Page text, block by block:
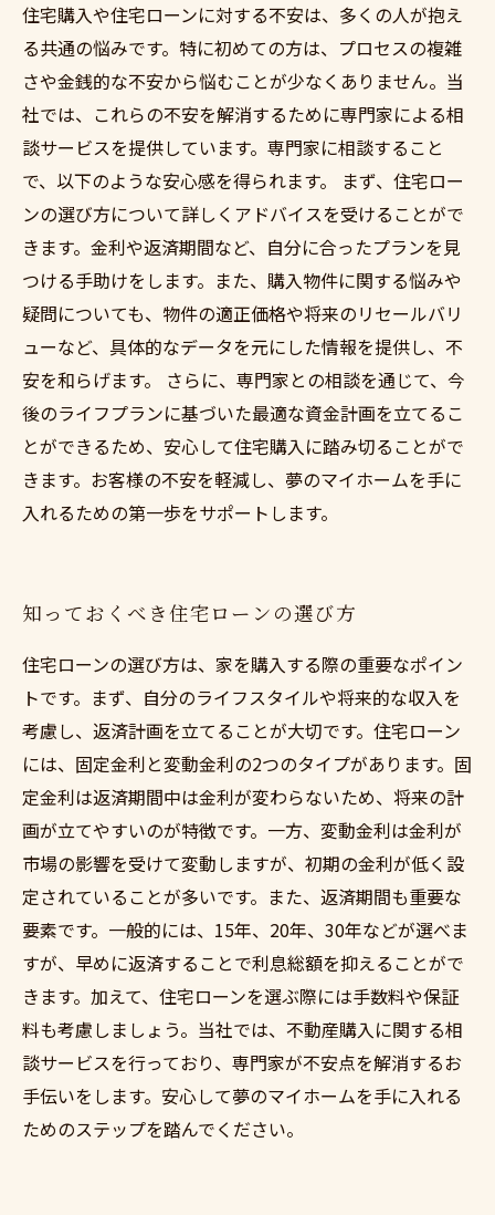
住宅購入や住宅ローンに対する不安は、多くの人が抱え
る共通の悩みです。特に初めての方は、プロセスの複雑
さや金銭的な不安から悩むことが少なくありません。当
社では、これらの不安を解消するために専門家による相
談サービスを提供しています。専門家に相談すること
で、以下のような安心感を得られます。 まず、住宅ロー
ンの選び方について詳しくアドバイスを受けることがで
きます。金利や返済期間など、自分に合ったプランを見
つける手助けをします。また、購入物件に関する悩みや
疑問についても、物件の適正価格や将来のリセールバリ
ューなど、具体的なデータを元にした情報を提供し、不
安を和らげます。 さらに、専門家との相談を通じて、今
後のライフプランに基づいた最適な資金計画を立てるこ
とができるため、安心して住宅購入に踏み切ることがで
きます。お客様の不安を軽減し、夢のマイホームを手に
入れるための第一歩をサポートします。
知っておくべき住宅ローンの選び方
住宅ローンの選び方は、家を購入する際の重要なポイン
トです。まず、自分のライフスタイルや将来的な収入を
考慮し、返済計画を立てることが大切です。住宅ローン
には、固定金利と変動金利の2つのタイプがあります。固
定金利は返済期間中は金利が変わらないため、将来の計
画が立てやすいのが特徴です。一方、変動金利は金利が
市場の影響を受けて変動しますが、初期の金利が低く設
定されていることが多いです。また、返済期間も重要な
要素です。一般的には、15年、20年、30年などが選べま
すが、早めに返済することで利息総額を抑えることがで
きます。加えて、住宅ローンを選ぶ際には手数料や保証
料も考慮しましょう。当社では、不動産購入に関する相
談サービスを行っており、専門家が不安点を解消するお
手伝いをします。安心して夢のマイホームを手に入れる
ためのステップを踏んでください。